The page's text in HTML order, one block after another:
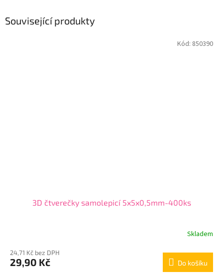
Související produkty
3D čtverečky samolepicí 5x5x0,5mm-400ks
Skladem
24,71 Kč bez DPH
29,90 Kč Do košíku
Kód: 850390